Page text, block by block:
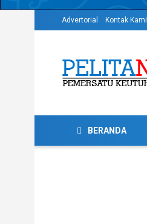
Advertorial Kontak Kami
BERANDA